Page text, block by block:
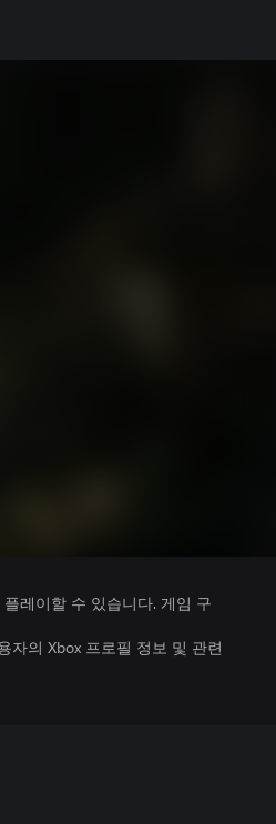
레이할 수 있습니다. 게임 구
자의 Xbox 프로필 정보 및 관련